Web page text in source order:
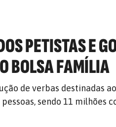
PETISTAS E
BOLSA FAMÍLIA
de verbas destinadas
sendo 11 milhões